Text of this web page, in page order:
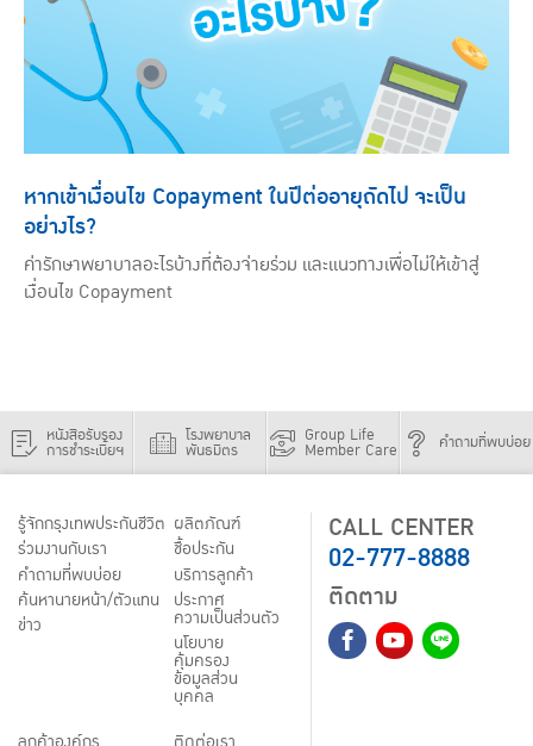
หากเข้าเงื่อนไข Copayment ในปีต่ออายุถัดไป จะเป็น
อย่างไร?
ค่ารักษาพยาบาลอะไรบ้างที่ต้องจ่ายร่วม และแนวทางเพื่อไม่ให้เข้าสู่
เงื่อนไข Copayment
หนังสือรับรอง
การชำระเบี้ยฯ
โรงพยาบาล
พันธมิตร
Group Life
Member Care คำถามที่พบบ่อย
รู้จักกรุงเทพประกันชีวิต
ร่วมงานกับเรา
คำถามที่พบบ่อย
ค้นหานายหน้า/ตัวแทน
ข่าว
ผลิตภัณฑ์
ชื้อประกัน
บริการลูกค้า
ประกาศ
ความเป็นส่วนตัว
นโยบาย
คุ้มครอง
ข้อมูลส่วน
บุคคล
CALL CENTER
02-777-8888
ติดตาม